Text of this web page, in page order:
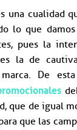
una cualidad
lo que
pues la
la de
De
que de igual
que las